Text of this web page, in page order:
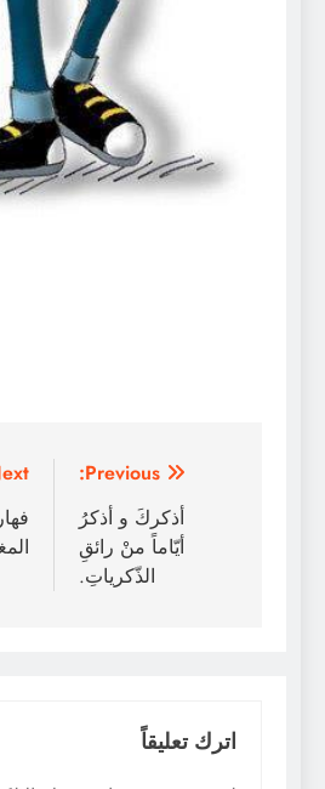
تصفّح
المقالات
Previous:
أذكركَ و أذكرُ
أيّاماً منْ رائقِ
الذّكرياتِ.
اترك تعليقاً